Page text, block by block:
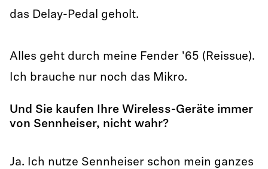
das Delay-Pedal geholt.
Alles geht durch meine Fender '65 (Reissue).
Ich brauche nur noch das Mikro.
Und Sie kaufen Ihre Wireless-Geräte immer
von Sennheiser, nicht wahr?
Ja. Ich nutze Sennheiser schon mein ganzes